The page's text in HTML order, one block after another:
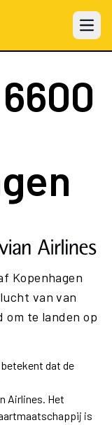
Open
Kopenhagen
van van
om te landen op
dat de
Airlines. Het
is